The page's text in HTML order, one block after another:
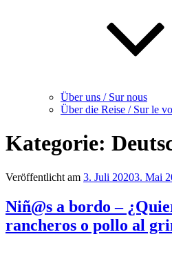
Über uns / Sur nous
Über die Reise / Sur le
Kategorie:
Veröffentlicht am 3. Juli 20203. Mai
Niñ@s a bordo –
rancheros o pollo al